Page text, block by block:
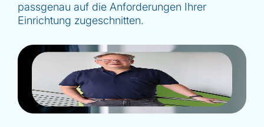
passgenau auf die Anforderungen Ihrer
Einrichtung zugeschnitten.